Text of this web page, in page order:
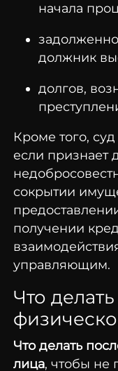
начала
должник
долгов,
Кроме того,
если признает
сокрытии
получении
управляющим.
Что
Что делать
лица, чтобы не